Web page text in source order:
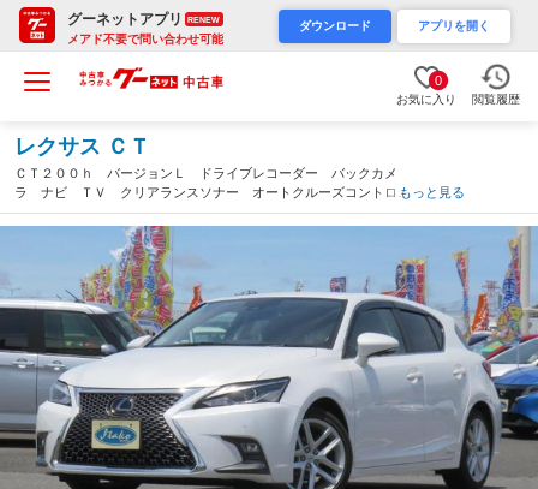
グーネットアプリ RENEW
メアド不要で問い合わせ可能
ダウンロード アプリを開く
0
お気に入り 閲覧履歴
レクサス ＣＴ
ＣＴ２００ｈ バージョンＬ ドライブレコーダー バックカメ
ラ ナビ ＴＶ クリアランスソナー オートクルーズコントロー
ル レーンアシスト 衝突被害軽減システム アルミホイール オ
ートマチックハイビーム ＬＥＤヘッドランプ（茨城県）
もっと見る